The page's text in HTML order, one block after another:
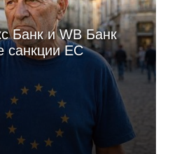
Банк и WB Банк
санкции ЕС